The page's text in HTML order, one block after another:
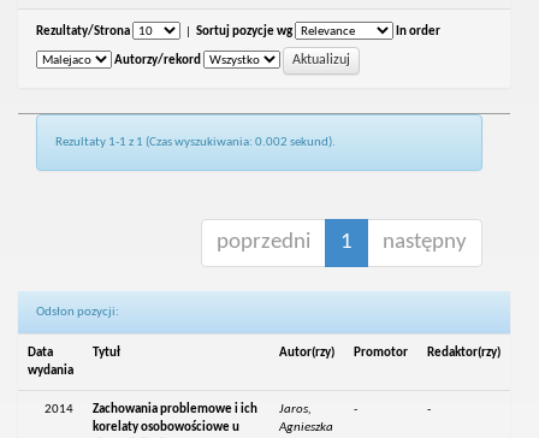
Rezultaty/Strona Sortuj pozycje wg In order
Autorzy/rekord
Rezultaty 1-1 z 1 (Czas wyszukiwania: 0.002 sekund).
poprzedni 1 następny
Odsłon pozycji:
Data
wydania
Tytuł Autor(rzy) Promotor Redaktor(rzy)
2014
Zachowania problemowe i ich
korelaty osobowościowe u
Jaros,
Agnieszka
- -